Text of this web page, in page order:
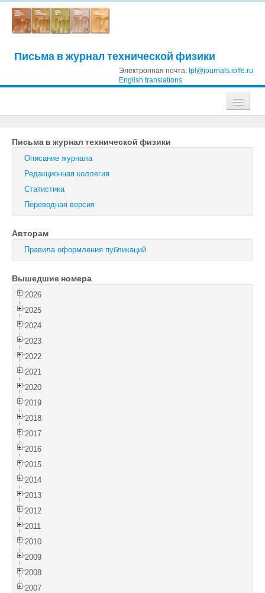
Письма в журнал технической физики
Электронная почта: tpl@journals.ioffe.ru
English translations
Журнал технической физики
Письма в Журнал технической физики
Физика твердого тела
Физика и техника полупроводников
Оптика и спектроскопия
Поиск
Войти
Письма в журнал технической физики
Описание журнала
Редакционная коллегия
Статистика
Переводная версия
Авторам
Правила оформления публикаций
Вышедшие номера
2026
2025
2024
2023
2022
2021
2020
2019
2018
2017
2016
2015
2014
2013
2012
2011
2010
2009
2008
2007